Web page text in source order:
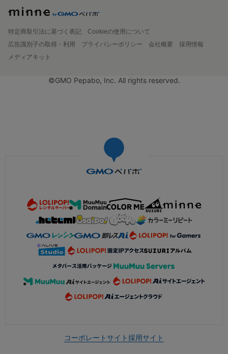
特定商取引法に基づく表記
Cookieの使用について
広告識別子の取得・利用
プライバシーポリシー 会社概要
採用情報
メディアキット
©GMO Pepabo, Inc. All rights reserved.
コーポレートサイト採用サイト